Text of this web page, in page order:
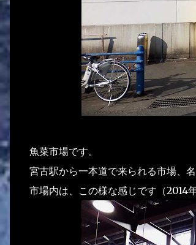
魚菜市場です。
宮古駅から一本道で来られる市場、
市場内は、この様な感じです（2014